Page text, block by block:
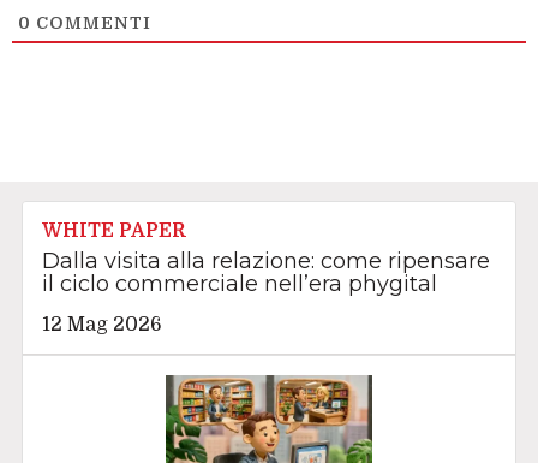
0 COMMENTI
WHITE PAPER
Dalla visita alla relazione: come ripensare
il ciclo commerciale nell’era phygital
12 Mag 2026